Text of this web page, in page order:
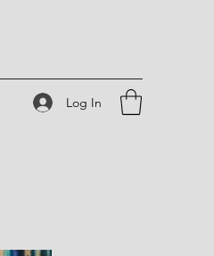
Log In